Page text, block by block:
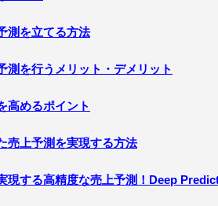
測を立てる方法
測を行うメリット・デメリット
高めるポイント
売上予測を実現する方法
現する高精度な売上予測！Deep